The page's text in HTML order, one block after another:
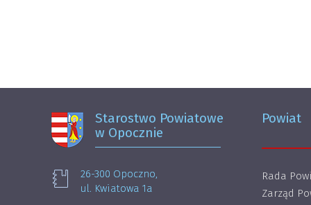
Starostwo Powiatowe
w Opocznie
26-300 Opoczno,
ul. Kwiatowa 1a
Powiat
Rada
Zarząd